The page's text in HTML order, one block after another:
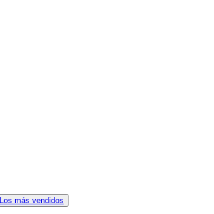
Los más vendidos